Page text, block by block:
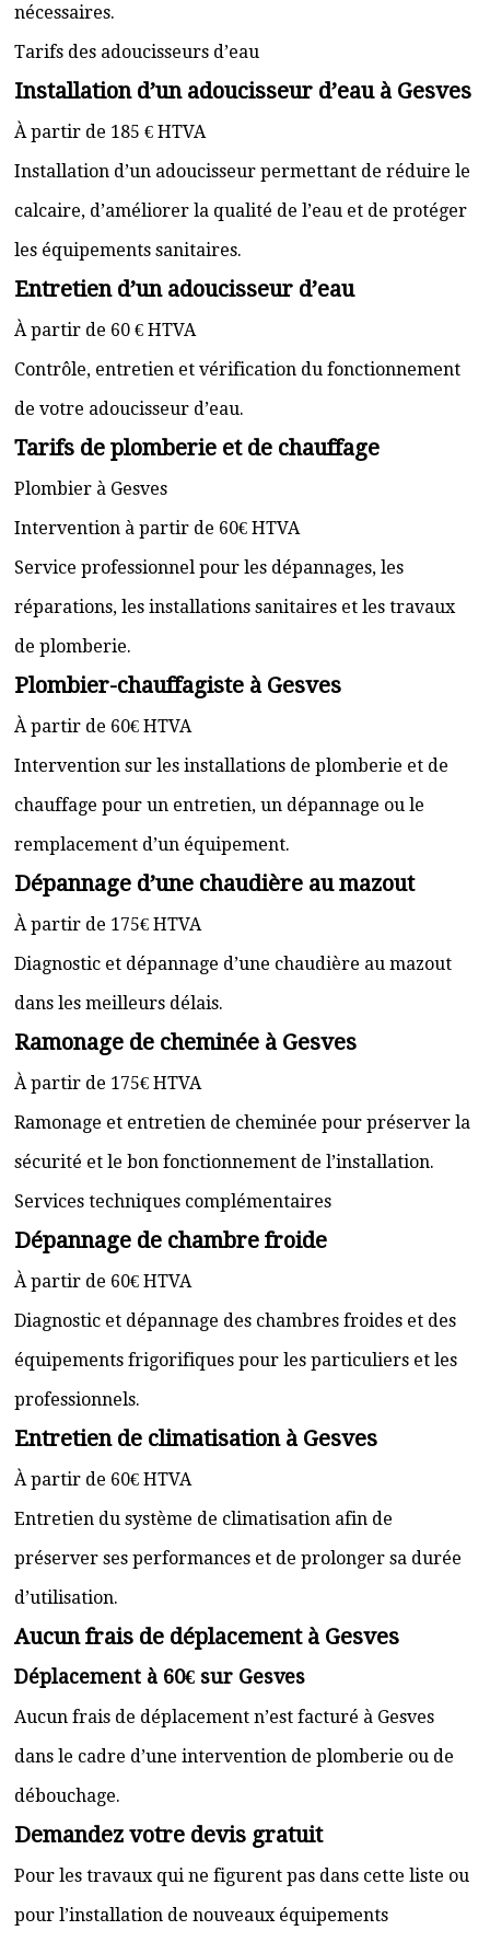
nécessaires.
Tarifs des adoucisseurs d’eau
Installation d’un adoucisseur d’eau à Gesves
À partir de 185 € HTVA
Installation d’un adoucisseur permettant de réduire le
calcaire, d’améliorer la qualité de l’eau et de protéger
les équipements sanitaires.
Entretien d’un adoucisseur d’eau
À partir de 60 € HTVA
Contrôle, entretien et vérification du fonctionnement
de votre adoucisseur d’eau.
Tarifs de plomberie et de chauffage
Plombier à Gesves
Intervention à partir de 60€ HTVA
Service professionnel pour les dépannages, les
réparations, les installations sanitaires et les travaux
de plomberie.
Plombier-chauffagiste à Gesves
À partir de 60€ HTVA
Intervention sur les installations de plomberie et de
chauffage pour un entretien, un dépannage ou le
remplacement d’un équipement.
Dépannage d’une chaudière au mazout
À partir de 175€ HTVA
Diagnostic et dépannage d’une chaudière au mazout
dans les meilleurs délais.
Ramonage de cheminée à Gesves
À partir de 175€ HTVA
Ramonage et entretien de cheminée pour préserver la
sécurité et le bon fonctionnement de l’installation.
Services techniques complémentaires
Dépannage de chambre froide
À partir de 60€ HTVA
Diagnostic et dépannage des chambres froides et des
équipements frigorifiques pour les particuliers et les
professionnels.
Entretien de climatisation à Gesves
À partir de 60€ HTVA
Entretien du système de climatisation afin de
préserver ses performances et de prolonger sa durée
d’utilisation.
Aucun frais de déplacement à Gesves
Déplacement à 60€ sur Gesves
Aucun frais de déplacement n’est facturé à Gesves
dans le cadre d’une intervention de plomberie ou de
débouchage.
Demandez votre devis gratuit
Pour les travaux qui ne figurent pas dans cette liste ou
pour l’installation de nouveaux équipements